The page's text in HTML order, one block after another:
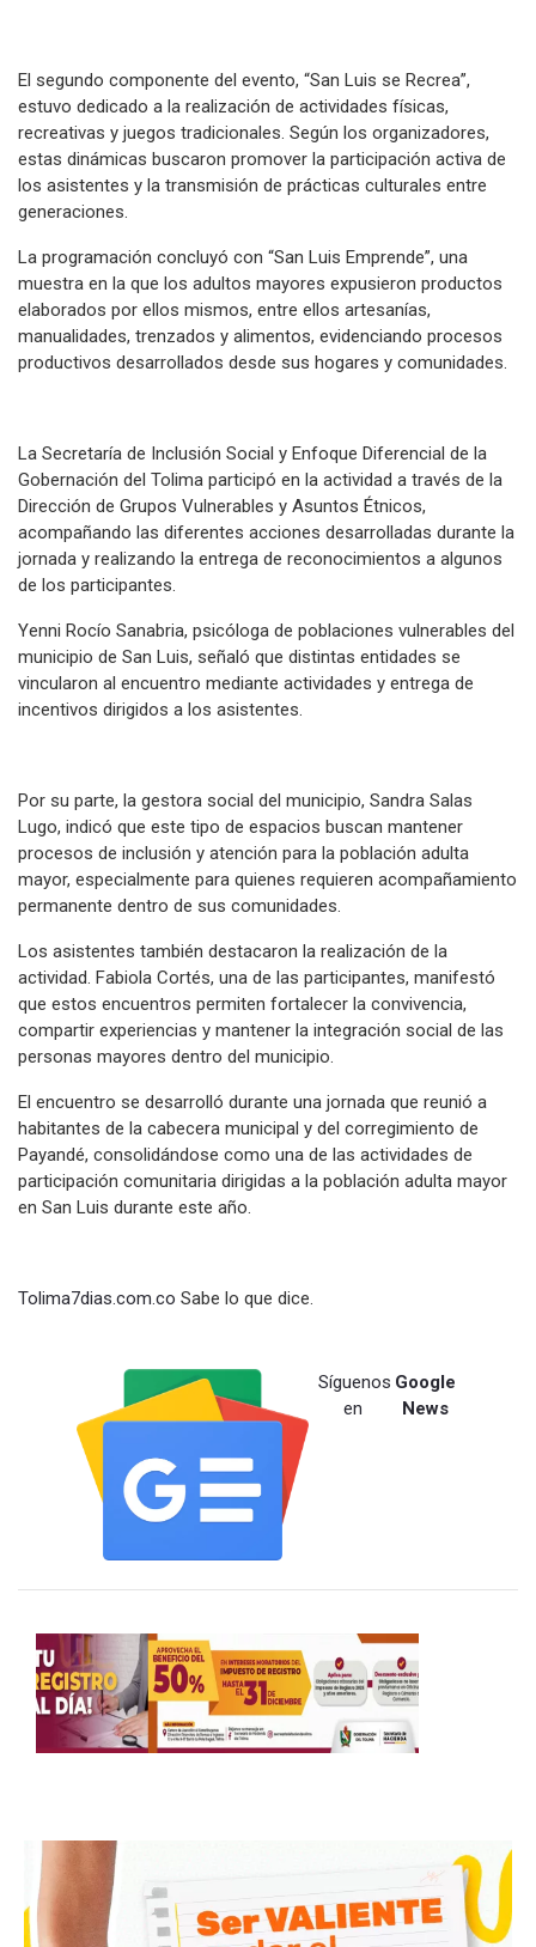
El segundo componente del evento, “San Luis se Recrea”,
estuvo dedicado a la realización de actividades físicas,
recreativas y juegos tradicionales. Según los organizadores,
estas dinámicas buscaron promover la participación activa de
los asistentes y la transmisión de prácticas culturales entre
generaciones.
La programación concluyó con “San Luis Emprende”, una
muestra en la que los adultos mayores expusieron productos
elaborados por ellos mismos, entre ellos artesanías,
manualidades, trenzados y alimentos, evidenciando procesos
productivos desarrollados desde sus hogares y comunidades.
La Secretaría de Inclusión Social y Enfoque Diferencial de la
Gobernación del Tolima participó en la actividad a través de la
Dirección de Grupos Vulnerables y Asuntos Étnicos,
acompañando las diferentes acciones desarrolladas durante la
jornada y realizando la entrega de reconocimientos a algunos
de los participantes.
Yenni Rocío Sanabria, psicóloga de poblaciones vulnerables del
municipio de San Luis, señaló que distintas entidades se
vincularon al encuentro mediante actividades y entrega de
incentivos dirigidos a los asistentes.
Por su parte, la gestora social del municipio, Sandra Salas
Lugo, indicó que este tipo de espacios buscan mantener
procesos de inclusión y atención para la población adulta
mayor, especialmente para quienes requieren acompañamiento
permanente dentro de sus comunidades.
Los asistentes también destacaron la realización de la
actividad. Fabiola Cortés, una de las participantes, manifestó
que estos encuentros permiten fortalecer la convivencia,
compartir experiencias y mantener la integración social de las
personas mayores dentro del municipio.
El encuentro se desarrolló durante una jornada que reunió a
habitantes de la cabecera municipal y del corregimiento de
Payandé, consolidándose como una de las actividades de
participación comunitaria dirigidas a la población adulta mayor
en San Luis durante este año.
Tolima7dias.com.co Sabe lo que dice.
Síguenos
en
Google
News